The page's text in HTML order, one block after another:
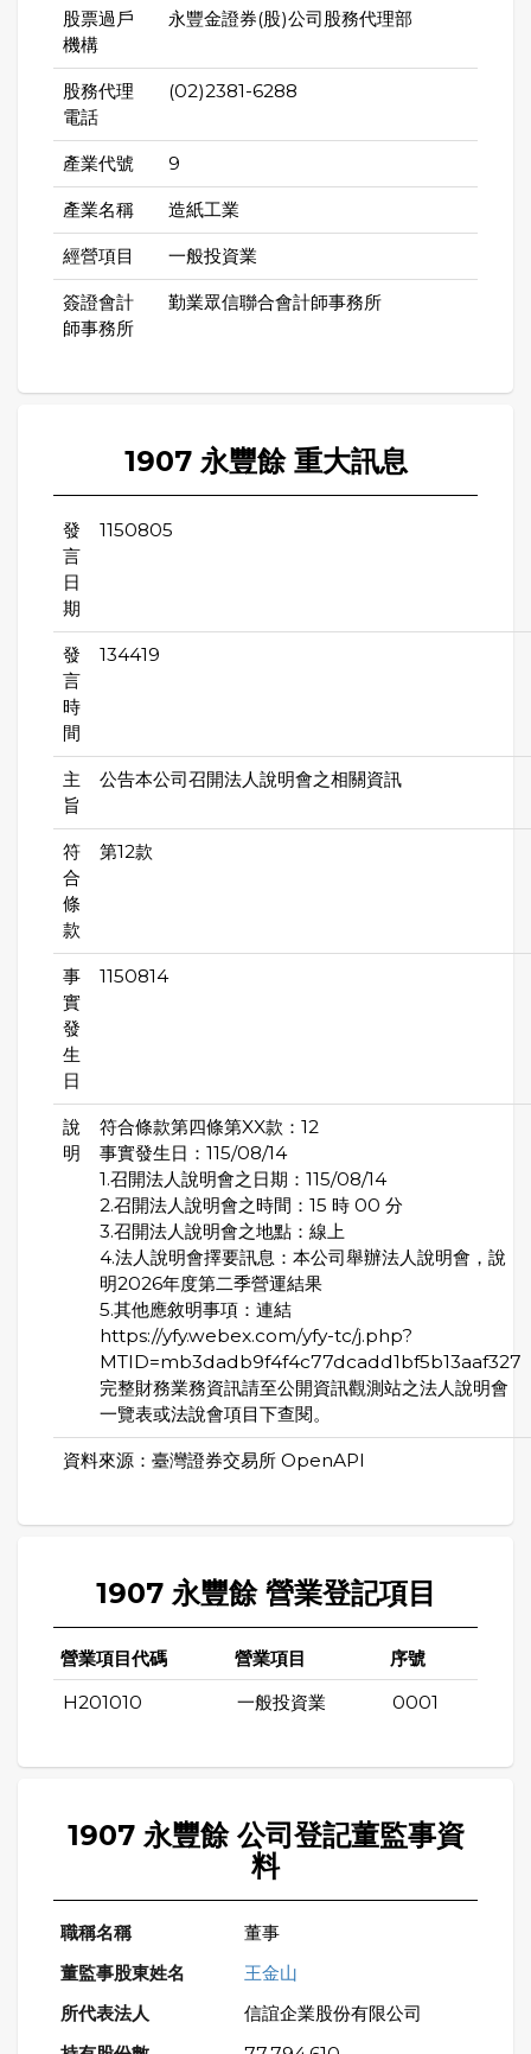
股票過戶
機構
永豐金證券(股)公司股務代理部
股務代理
電話
(02)2381-6288
產業代號 9
產業名稱 造紙工業
經營項目 一般投資業
簽證會計
師事務所
勤業眾信聯合會計師事務所
1907 永豐餘 重大訊息
發
言
日
期
1150805
發
言
時
間
134419
主
旨
公告本公司召開法人說明會之相關資訊
符
合
條
款
第12款
事
實
發
生
日
1150814
說
明
符合條款第四條第XX款：12
事實發生日：115/08/14
1.召開法人說明會之日期：115/08/14
2.召開法人說明會之時間：15 時 00 分
3.召開法人說明會之地點：線上
4.法人說明會擇要訊息：本公司舉辦法人說明會，說
明2026年度第二季營運結果
5.其他應敘明事項：連結
https://yfy.webex.com/yfy-tc/j.php?
MTID=mb3dadb9f4f4c77dcadd1bf5b13aaf327
完整財務業務資訊請至公開資訊觀測站之法人說明會
一覽表或法說會項目下查閱。
資料來源：臺灣證券交易所 OpenAPI
1907 永豐餘 營業登記項目
營業項目代碼 營業項目 序號
H201010 一般投資業 0001
1907 永豐餘 公司登記董監事資
料
董事
王金山
信誼企業股份有限公司